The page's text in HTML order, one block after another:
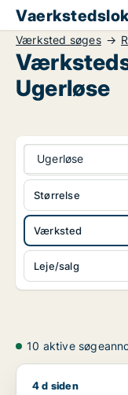
Værksted søges
Ugerløse
Ugerløse
Værksted
Leje/salg
Størrelse
10 aktive
Jeg søger
4 d siden